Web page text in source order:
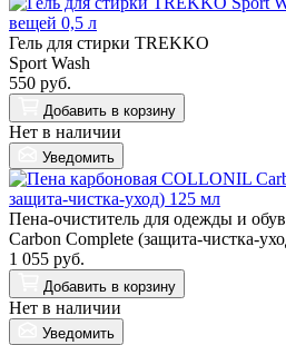
Гель для стирки TREKKO
Sport Wash
550 руб.
Добавить в корзину
Нет в наличии
Уведомить
Пена-очиститель для одежды и
Carbon Complete (защита-чистка-
1 055 руб.
Добавить в корзину
Нет в наличии
Уведомить